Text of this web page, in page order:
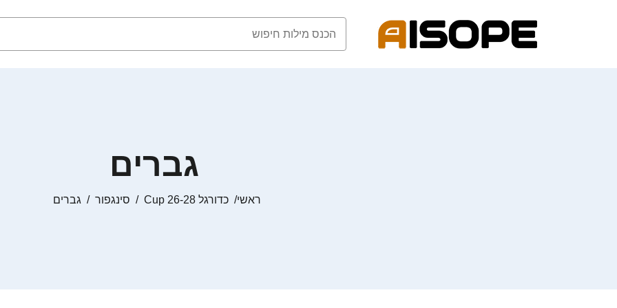
גברים
ראשי כדורגל Cup 26-28 סינגפור גברים